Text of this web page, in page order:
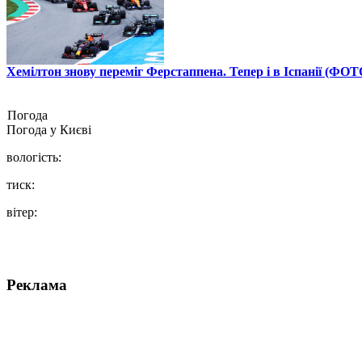
Хемілтон знову переміг Ферстаппена. Тепер і в Іспанії
Погода
Погода у Києві
вологість:
тиск:
вітер:
Реклама